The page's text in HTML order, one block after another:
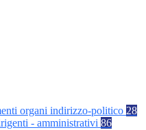
organi indirizzo-politico 28
- amministrativi 86